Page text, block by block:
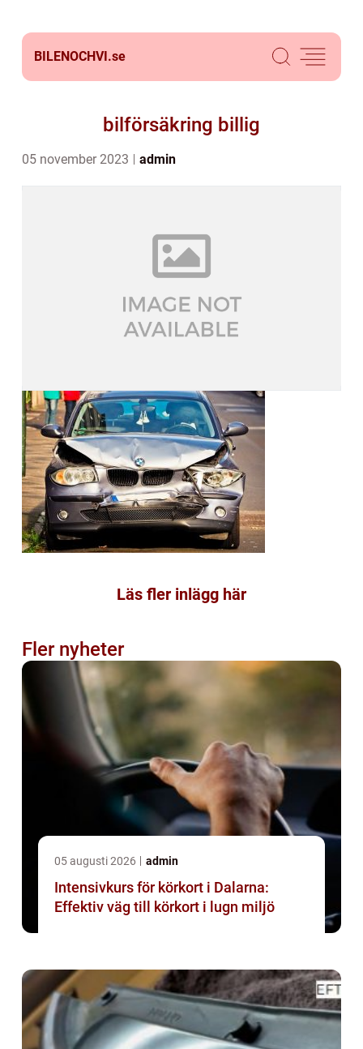
BILENOCHVI.se
bilförsäkring billig
05 november 2023 admin
Läs fler inlägg här
Fler nyheter
05 augusti 2026 admin
Intensivkurs för körkort i Dalarna:
Effektiv väg till körkort i lugn miljö